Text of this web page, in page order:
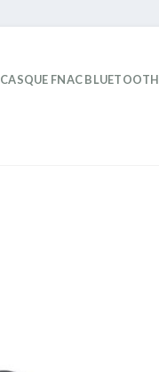
CASQUE FNAC BLUETOOTH